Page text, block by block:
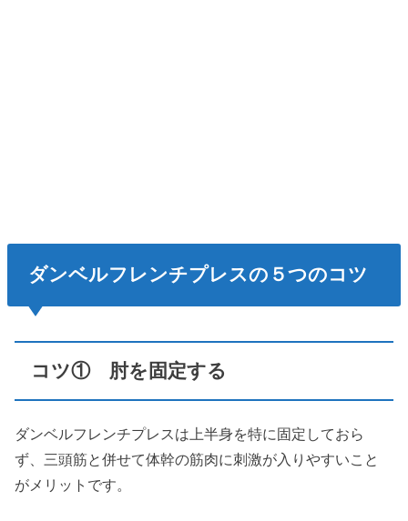
ダンベルフレンチプレスの５つのコツ
コツ① 肘を固定する
ダンベルフレンチプレスは上半身を特に固定しておら
ず、三頭筋と併せて体幹の筋肉に刺激が入りやすいこと
がメリットです。